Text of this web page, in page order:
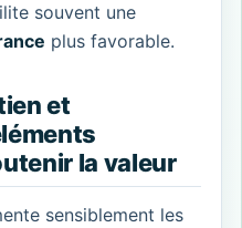
souvent une
plus favorable.
et
la valeur
sensiblement les